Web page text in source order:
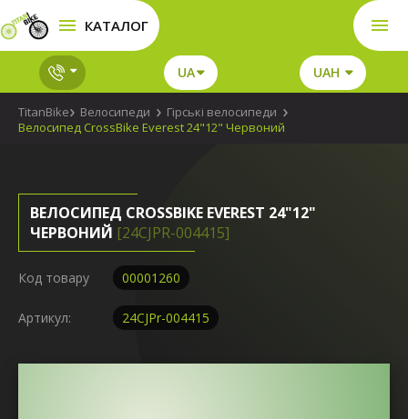
КАТАЛОГ
UA UAH
TitanBike Велосипеди
Гірські велосипеди
Велосипед CrossBike Everest 24"12" Червоний
ВЕЛОСИПЕД CROSSBIKE EVEREST 24"12"
ЧЕРВОНИЙ [24CJPR-004415]
Код товару 00001260
Артикул: 24CJPr-004415